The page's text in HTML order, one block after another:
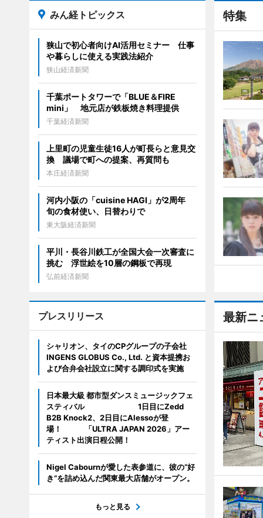
特集
最新ニ
みん経トピックス
狭山で初心者向けAI活用セミナー 仕事
や暮らしに使える実践法紹介
狭山経済新聞
千葉ポートタワーで「BLUE＆FIRE
mini」 地元店が鉄板焼き料理提供
千葉経済新聞
上里町の児童生徒16人が町長らと意見交
換 議場で町への提案、再質問も
本庄経済新聞
河内小阪の「cuisine HAGI」が2周年
旬の食材使い、日替わりで
東大阪経済新聞
平川・長谷川鉄工が全国大会一次審査に
挑む 浮世絵を10層の鋼板で再現
弘前経済新聞
プレスリリース
シャリオン、タイのCPグループの子会社
INGENS GLOBUS Co., Ltd. と資本提携お
よび合弁会社設立に関する調印式を実施
日本最大級 都市型ダンスミュージックフェ
スティバル 1日目にZedd
B2B Knock2、2日目にAlessoが登
場！ 「ULTRA JAPAN 2026」アー
ティスト出演日程公開！
Nigel Cabournが愛した表参道に、彼の“好
き”を詰め込んだ関東最大店舗がオープン。
もっと見る